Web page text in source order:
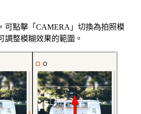
可點擊「CAMERA」切換為拍照模
調整模糊效果的範圍。